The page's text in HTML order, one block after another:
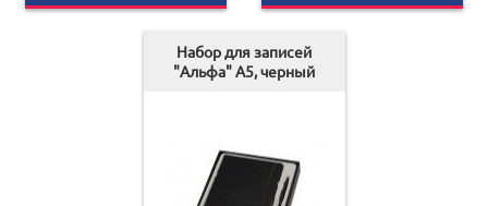
Набор для записей
"Альфа" А5, черный